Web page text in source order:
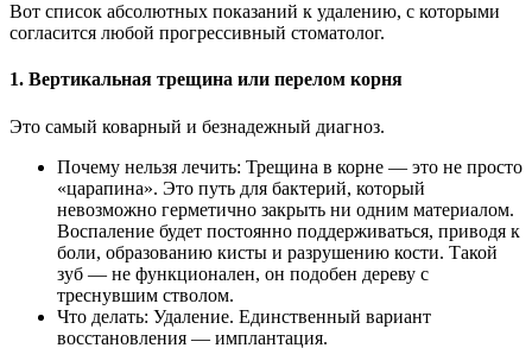
Вот список абсолютных показаний к удалению, с которыми
согласится любой прогрессивный стоматолог.
1. Вертикальная трещина или перелом корня
Это самый коварный и безнадежный диагноз.
Почему нельзя лечить: Трещина в корне — это не просто
«царапина». Это путь для бактерий, который
невозможно герметично закрыть ни одним материалом.
Воспаление будет постоянно поддерживаться, приводя к
боли, образованию кисты и разрушению кости. Такой
зуб — не функционален, он подобен дереву с
треснувшим стволом.
Что делать: Удаление. Единственный вариант
восстановления — имплантация.